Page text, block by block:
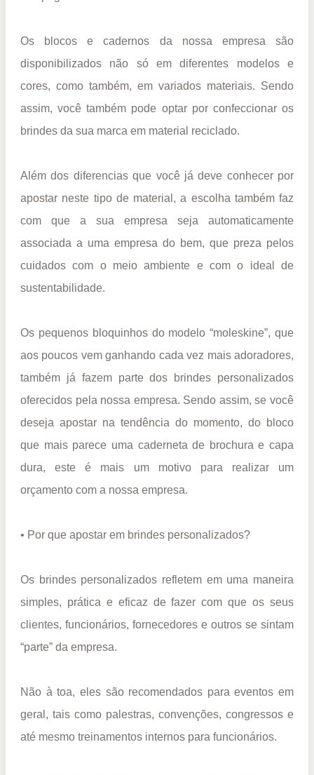
Os blocos e cadernos da nossa empresa são
disponibilizados não só em diferentes modelos e
cores, como também, em variados materiais. Sendo
assim, você também pode optar por confeccionar os
brindes da sua marca em material reciclado.
Além dos diferencias que você já deve conhecer por
apostar neste tipo de material, a escolha também faz
com que a sua empresa seja automaticamente
associada a uma empresa do bem, que preza pelos
cuidados com o meio ambiente e com o ideal de
sustentabilidade.
Os pequenos bloquinhos do modelo “moleskine”, que
aos poucos vem ganhando cada vez mais adoradores,
também já fazem parte dos brindes personalizados
oferecidos pela nossa empresa. Sendo assim, se você
deseja apostar na tendência do momento, do bloco
que mais parece uma caderneta de brochura e capa
dura, este é mais um motivo para realizar um
orçamento com a nossa empresa.
• Por que apostar em brindes personalizados?
Os brindes personalizados refletem em uma maneira
simples, prática e eficaz de fazer com que os seus
clientes, funcionários, fornecedores e outros se sintam
“parte” da empresa.
Não à toa, eles são recomendados para eventos em
geral, tais como palestras, convenções, congressos e
até mesmo treinamentos internos para funcionários.